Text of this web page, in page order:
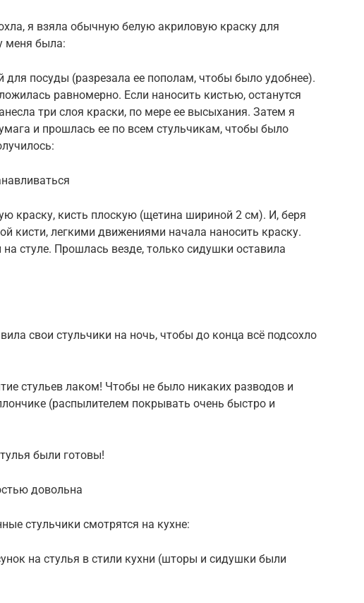
я взяла обычную белую акриловую краску для
меня была:
для посуды (разрезала ее пополам, чтобы было удобнее).
равномерно. Если наносить кистью, останутся
три слоя краски, по мере ее высыхания. Затем я
и прошлась ее по всем стульчикам, чтобы было
краску, кисть плоскую (щетина шириной 2 см). И, беря
кисти, легкими движениями начала наносить краску.
стуле. Прошлась везде, только сидушки оставила
свои стульчики на ночь, чтобы до конца всё подсохло
стульев лаком! Чтобы не было никаких разводов и
(распылителем покрывать очень быстро и
были готовы!
довольна
стульчики смотрятся на кухне:
на стулья в стили кухни (шторы и сидушки были